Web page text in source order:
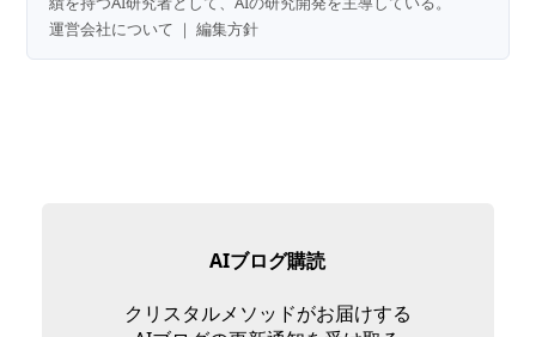
運営会社について ｜編集方針
AIブログ購読
クリスタルメソッドがお届けする